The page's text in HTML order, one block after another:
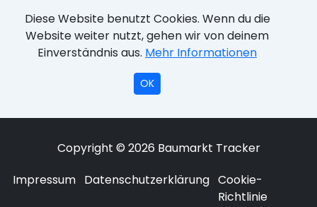
Diese Website benutzt Cookies. Wenn du die
Website weiter nutzt, gehen wir von deinem
Einverständnis aus. Mehr Informationen
OK
Copyright © 2026 Baumarkt Tracker
Impressum Datenschutzerklärung Cookie-
Richtlinie